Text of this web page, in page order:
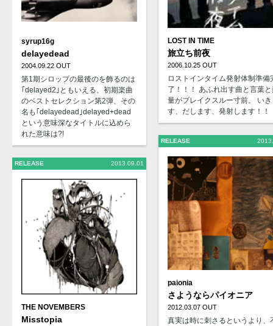
syrup16g
delayedead
2004.09.22 OUT
第1期シロップの最後のを飾るのは
｢delayed2｣ともいえる、初期楽曲
のベストセレクション第2弾、その
名も｢delayedead｣delayed+dead
という意味深なタイトルに込めら
れた意味は?!
RELEASE 2013.09.01
THE NOVEMBERS
Misstopia
LOST IN TIME
旅立ち前夜
2006.10.25 OUT
ロストインタイム発射体制準備
了！！！ あふれ出す曲と言葉
量がブレイクスルー寸前。 い
す、だします、発射します！！
RELEASE
paionia
さようならパイオニア
2012.03.07 OUT
真実は時に刺さるというより、